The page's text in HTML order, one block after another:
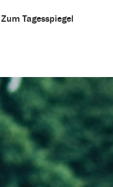
Zum Tagesspiegel